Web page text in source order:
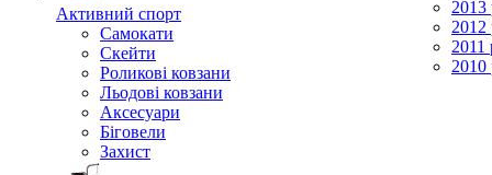
Активний спорт
Самокати
Скейти
Роликові ковзани
Льодові ковзани
Аксесуари
Біговели
Захист
2013
2012
2011
2010